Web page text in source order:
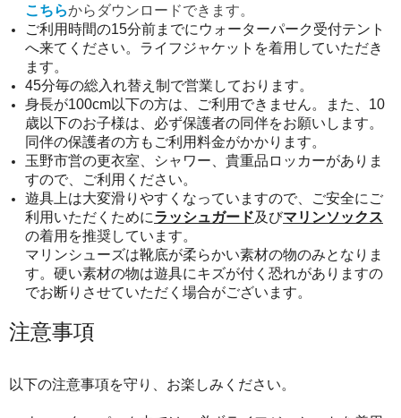
こちらからダウンロードできます。
ご利用時間の15分前までにウォーターパーク受付テント
へ来てください。ライフジャケットを着用していただき
ます。
45分毎の総入れ替え制で営業しております。
身長が100cm以下の方は、ご利用できません。また、10
歳以下のお子様は、必ず保護者の同伴をお願いします。
同伴の保護者の方もご利用料金がかかります。
玉野市営の更衣室、シャワー、貴重品ロッカーがありま
すので、ご利用ください。
遊具上は大変滑りやすくなっていますので、ご安全にご
利用いただくためにラッシュガード及びマリンソックス
の着用を推奨しています。
マリンシューズは靴底が柔らかい素材の物のみとなりま
す。硬い素材の物は遊具にキズが付く恐れがありますの
でお断りさせていただく場合がございます。
注意事項
以下の注意事項を守り、お楽しみください。